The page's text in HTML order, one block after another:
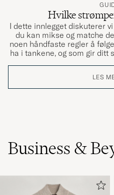
Hvilke
I dette innlegget diskuterer
du kan mikse og matche
noen håndfaste regler å
ha i tankene, og som gir ditt
LES
Business &